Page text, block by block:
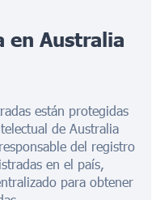
en Australia
están protegidas
de Australia
del registro
en el país,
para obtener